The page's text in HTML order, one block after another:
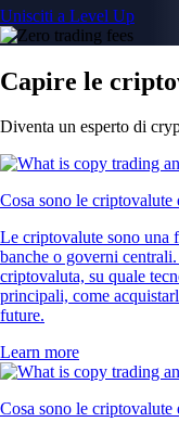
Unisciti a Level Up
Capire le
Diventa un esperto di
Cosa sono le criptovalute
Le criptovalute sono una
banche o governi
criptovaluta, su quale
principali, come
future.
Learn more
Cosa sono le criptovalute